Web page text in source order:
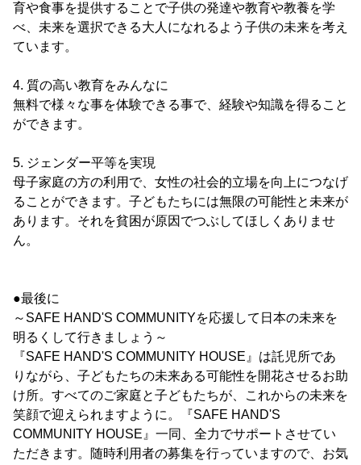
育や食事を提供することで子供の発達や教育や教養を学
べ、未来を選択できる大人になれるよう子供の未来を考え
ています。
4. 質の高い教育をみんなに
無料で様々な事を体験できる事で、経験や知識を得ること
ができます。
5. ジェンダー平等を実現
母子家庭の方の利用で、女性の社会的立場を向上につなげ
ることができます。子どもたちには無限の可能性と未来が
あります。それを貧困が原因でつぶしてほしくありませ
ん。
●最後に
～SAFE HAND'S COMMUNITYを応援して日本の未来を
明るくして行きましょう～
『SAFE HAND'S COMMUNITY HOUSE』は託児所であ
りながら、子どもたちの未来ある可能性を開花させるお助
け所。すべてのご家庭と子どもたちが、これからの未来を
笑顔で迎えられますように。『SAFE HAND'S
COMMUNITY HOUSE』一同、全力でサポートさせてい
ただきます。随時利用者の募集を行っていますので、お気